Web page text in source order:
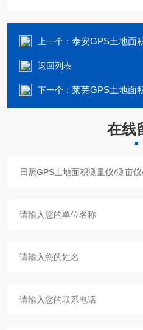
上一个： 泰安GPS土地面
返回列表
下一个： 莱芜GPS土地面
在线